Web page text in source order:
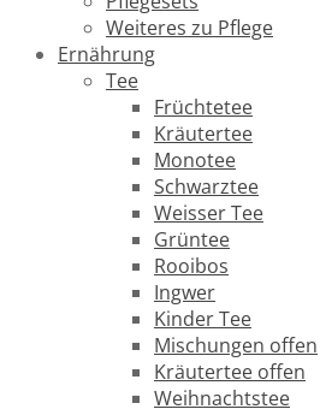
Weiteres zu Pflege
Ernährung
Tee
Früchtetee
Kräutertee
Monotee
Schwarztee
Weisser Tee
Grüntee
Rooibos
Ingwer
Kinder Tee
Mischungen offen
Kräutertee offen
Weihnachtstee